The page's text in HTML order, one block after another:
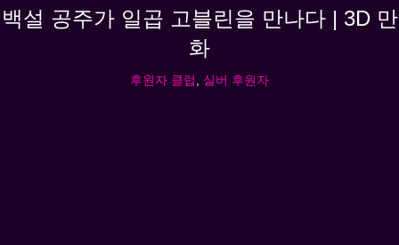
백설 공주가 일곱 고블린을 만나다 | 3D 만
화
후원자 클럽 실버 후원자